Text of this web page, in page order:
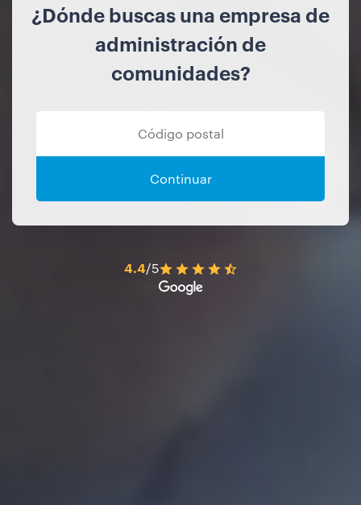
¿Dónde buscas una empresa de
administración de
comunidades?
Continuar
4.4/5